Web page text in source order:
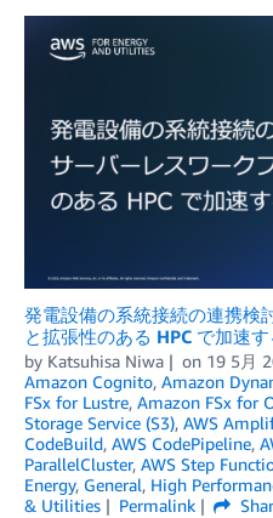
発電設備の系統接続の連携検
と拡張性のある HPC で加速す
by Katsuhisa Niwa on 19 5月
Amazon Cognito, Amazon
FSx for Lustre, Amazon FSx for
Storage Service (S3), AWS
CodeBuild, AWS CodePipeline,
ParallelCluster, AWS Step
Energy, General, High
& Utilities
Permalink